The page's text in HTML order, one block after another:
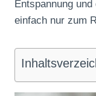
Entspannung
einfach nur zum